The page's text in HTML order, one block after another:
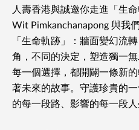
人壽香港與誠邀你走進「生
Wit Pimkanchanapong 與我
「生命軌跡」：牆面變幻流
角，不同的決定，塑造獨一無
每一個選擇，都開闢一條新
著未來的故事。守護珍貴的
的每一段路、影響的每一段人